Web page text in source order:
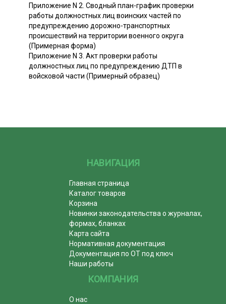
Приложение N 2. Сводный план-график проверки
работы должностных лиц воинских частей по
предупреждению дорожно-транспортных
происшествий на территории военного округа
(Примерная форма)
Приложение N 3. Акт проверки работы
должностных лиц по предупреждению ДТП в
войсковой части (Примерный образец)
НАВИГАЦИЯ
Главная страница
Каталог товаров
Корзина
Новинки законодательства о журналах,
формах, бланках
Карта сайта
Нормативная документация
Документация по ОТ под ключ
Наши работы
КОМПАНИЯ
О нас